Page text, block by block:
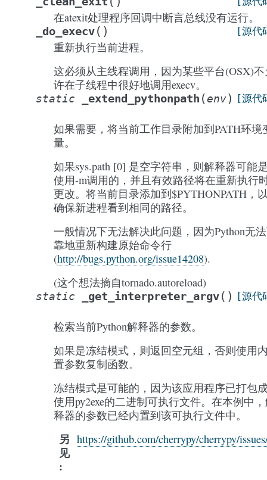
在atexit处理程序回调中断言总线没有运行。
_do_execv( ) [源代
重新执行当前进程。
这必须从主线程调用，因为某些平台(OSX)
许在子线程中很好地调用execv。
static _extend_pythonpath (env) [源代
如果需要，将当前工作目录附加到PATH环境
量。
如果sys.path [0] 是空字符串，则解释器可能
使用-m调用的，并且有效路径将在重新执行
更改。将当前目录添加到$PYTHONPATH，
确保新进程看到相同的路径。
一般情况下无法解决此问题，因为Python无
靠地重新构建原始命令行
(http://bugs.python.org/issue14208).
(这个想法摘自tornado.autoreload)
static _get_interpreter_argv( ) [源代
检索当前Python解释器的参数。
如果是冻结模式，则返回空元组，否则使用
置参数复制函数。
冻结模式是可能的，因为该应用程序已打包
使用py2exe的二进制可执行文件。在本例中
释器的参数已经内置到该可执行文件中。
另
见
https://github.com/cherrypy/cherrypy/